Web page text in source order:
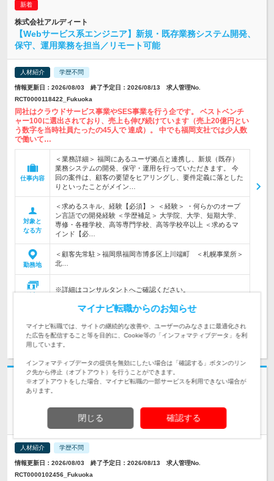
株式会社アルディート
【Webサービス系エンジニア】新規・既存業務システム開発、
保守、運用業務を担当／リモート可能
人材紹介 学歴不問
情報更新日：2026/08/03 終了予定日：2026/08/13 求人管理No.
RCT0000118422_Fukuoka
同社はクラウドサービス事業やSES事業を行う企です。 ベストベンチ
ャー100に選出されており、売上も伸び続けています（売上20億円とい
う数字を当時社員たったの45人で 達成）。 中でも福岡支社では少人数
で働いて…
仕事内容
＜業務詳細＞ 福岡にあるユーザ拠点と連携し、新規（既存）
業務システムの開発、保守・運用を行っていただきます。 今
回の案件は、顧客の要望をヒアリングし、要件定義に落とした
りといったことがメイン…
対象と
なる方
＜求めるスキル、経験【必須】＞ ＜経験＞ ・何らかのオープ
ン言語での開発経験 ＜学歴補足＞ 大学院、大学、短期大学、
専修・各種学校、高等専門学校、高等学校卒以上 ＜求めるマ
インド【必…
勤務地
＜顧客先常駐＞福岡県福岡市博多区上川端町 ＜札幌事業所＞
北…
※詳細はコンサルタントへご確認ください。
求人詳細を見る
【組込・制御エンジニア】リーダー／モノづくりを土台の技術
で支える組込みエンジニア／フルリモート可
人材紹介 学歴不問
情報更新日：2026/08/03 終了予定日：2026/08/13 求人管理No.
RCT0000102456_Fukuoka
マイナビ転職からのお知らせ
マイナビ転職では、サイトの継続的な改善や、ユーザーのみなさまに最適化され
た広告を配信すること等を目的に、Cookie等の「インフォマティブデータ」を利
用しています。
インフォマティブデータの提供を無効にしたい場合は「確認する」ボタンのリン
ク先から停止（オプトアウト）を行うことができます。
※オプトアウトをした場合、マイナビ転職の一部サービスを利用できない場合が
あります。
閉じる 確認する